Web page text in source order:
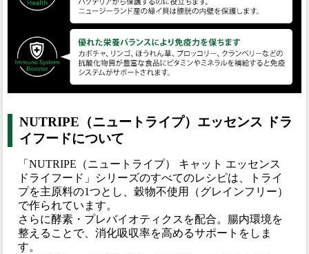
NUTRIPE（ニュートライプ）エッセンス ドラ
イフードについて
「NUTRIPE（ニュートライプ） キャット エッセンス
ドライフード」シリーズのすべてのレシピは、トライ
プを主原料の1つとし、穀物不使用（グレインフリー）
で作られています。
さらに酵素・プレバイオティクスを配合。腸内環境を
整えることで、消化吸収率を高めるサポートをしま
す。